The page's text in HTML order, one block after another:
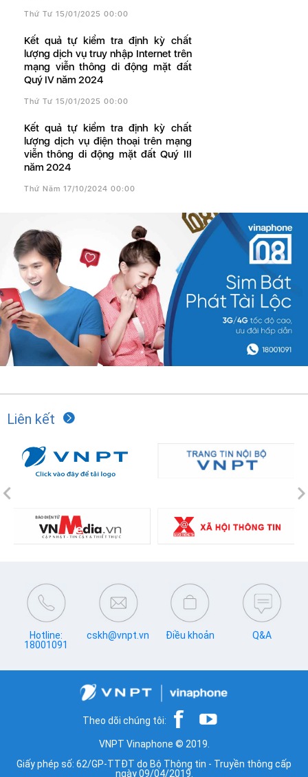
Thứ Tư 15/01/2025 00:00
Kết quả tự kiểm tra định kỳ chất
lượng dịch vụ truy nhập Internet trên
mạng viễn thông di động mặt đất
Quý IV năm 2024
Thứ Tư 15/01/2025 00:00
Kết quả tự kiểm tra định kỳ chất
lượng dịch vụ điện thoại trên mạng
viễn thông di động mặt đất Quý III
năm 2024
Thứ Năm 17/10/2024 00:00
Liên kết
Previous
Hotline:
18001091
cskh@vnpt.vn Điều khoản Q&A
Theo dõi chúng tôi:
VNPT Vinaphone © 2019.
Giấy phép số: 62/GP-TTĐT do Bộ Thông tin - Truyền thông cấp
ngày 09/04/2019.